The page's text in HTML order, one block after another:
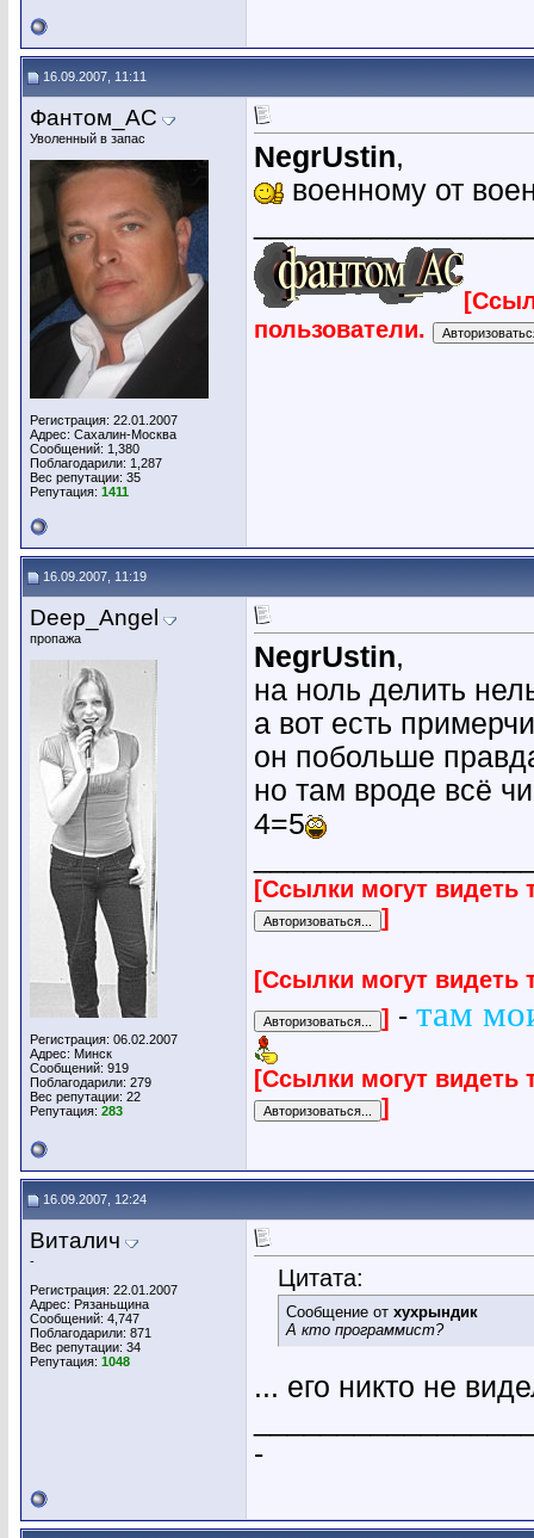
16.09.2007, 11:11
Фантом_АС
Уволенный в запас
Регистрация: 22.01.2007
Адрес: Сахалин-Москва
Сообщений: 1,380
Поблагодарили: 1,287
Вес репутации: 35
Репутация: 1411
NegrUstin,
военному от
пользователи.
16.09.2007, 11:19
Deep_Angel
пропажа
Регистрация: 06.02.2007
Адрес: Минск
Сообщений: 919
Поблагодарили: 279
Вес репутации: 22
Репутация: 283
NegrUstin,
на ноль делить
а вот есть
он побольше
но там вроде всё
4=5
[Ссылки могут видеть
]
[Ссылки могут видеть
] - там
[Ссылки могут видеть
]
16.09.2007, 12:24
Виталич
-
Регистрация: 22.01.2007
Адрес: Рязаньщина
Сообщений: 4,747
Поблагодарили: 871
Вес репутации: 34
Репутация: 1048
Цитата:
Сообщение от хухрындик
А кто программист?
... его никто не
-